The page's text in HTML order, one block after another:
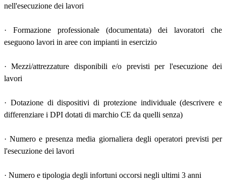
nell'esecuzione dei lavori
· Formazione professionale (documentata) dei lavoratori che
eseguono lavori in aree con impianti in esercizio
· Mezzi/attrezzature disponibili e/o previsti per l'esecuzione dei
lavori
· Dotazione di dispositivi di protezione individuale (descrivere e
differenziare i DPI dotati di marchio CE da quelli senza)
· Numero e presenza media giornaliera degli operatori previsti per
l'esecuzione dei lavori
· Numero e tipologia degli infortuni occorsi negli ultimi 3 anni